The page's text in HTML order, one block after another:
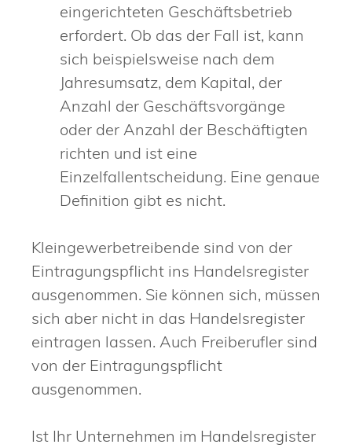
eingerichteten Geschäftsbetrieb
erfordert. Ob das der Fall ist, kann
sich beispielsweise nach dem
Jahresumsatz, dem Kapital, der
Anzahl der Geschäftsvorgänge
oder der Anzahl der Beschäftigten
richten und ist eine
Einzelfallentscheidung. Eine genaue
Definition gibt es nicht.
Kleingewerbetreibende sind von der
Eintragungspflicht ins Handelsregister
ausgenommen. Sie können sich, müssen
sich aber nicht in das Handelsregister
eintragen lassen. Auch Freiberufler sind
von der Eintragungspflicht
ausgenommen.
Ist Ihr Unternehmen im Handelsregister